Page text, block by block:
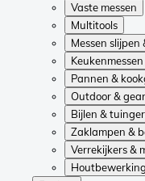
Vaste messen
Multitools
Messen slijpen
Pannen &
Outdoor & gear
Bijlen &
Zaklampen &
Verrekijkers &